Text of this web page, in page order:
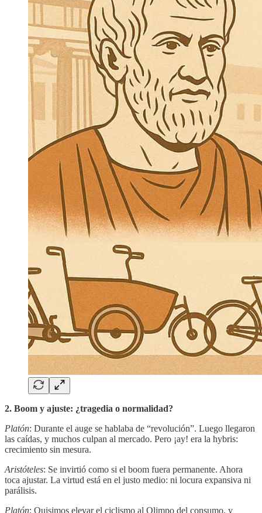
2. Boom y ajuste: ¿tragedia o normalidad?
Platón: Durante el auge se hablaba de “revolución”. Luego llegaron
las caídas, y muchos culpan al mercado. Pero ¡ay! era la hybris:
crecimiento sin mesura.
Aristóteles: Se invirtió como si el boom fuera permanente. Ahora
toca ajustar. La virtud está en el justo medio: ni locura expansiva ni
parálisis.
Platón: Quisimos elevar el ciclismo al Olimpo del consumo, y